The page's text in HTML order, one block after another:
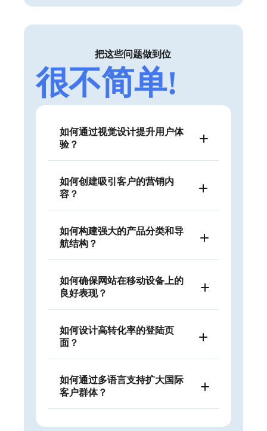
把这些问题做到位
很不简单!
如何通过视觉设计提升用户体
验？
如何创建吸引客户的营销内
容？
如何构建强大的产品分类和导
航结构？
如何确保网站在移动设备上的
良好表现？
如何设计高转化率的登陆页
面？
如何通过多语言支持扩大国际
客户群体？